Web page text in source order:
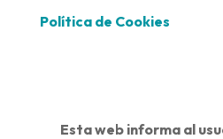
Política de Cookies
Esta web informa al